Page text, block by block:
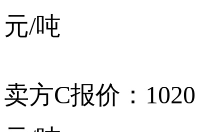
元/吨
卖方C报价：1020